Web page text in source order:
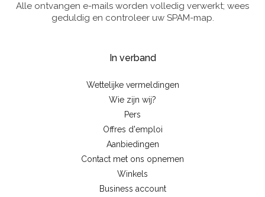
Alle ontvangen e-mails worden volledig verwerkt; wees
geduldig en controleer uw SPAM-map.
In verband
Wettelijke vermeldingen
Wie zijn wij?
Pers
Offres d'emploi
Aanbiedingen
Contact met ons opnemen
Winkels
Business account